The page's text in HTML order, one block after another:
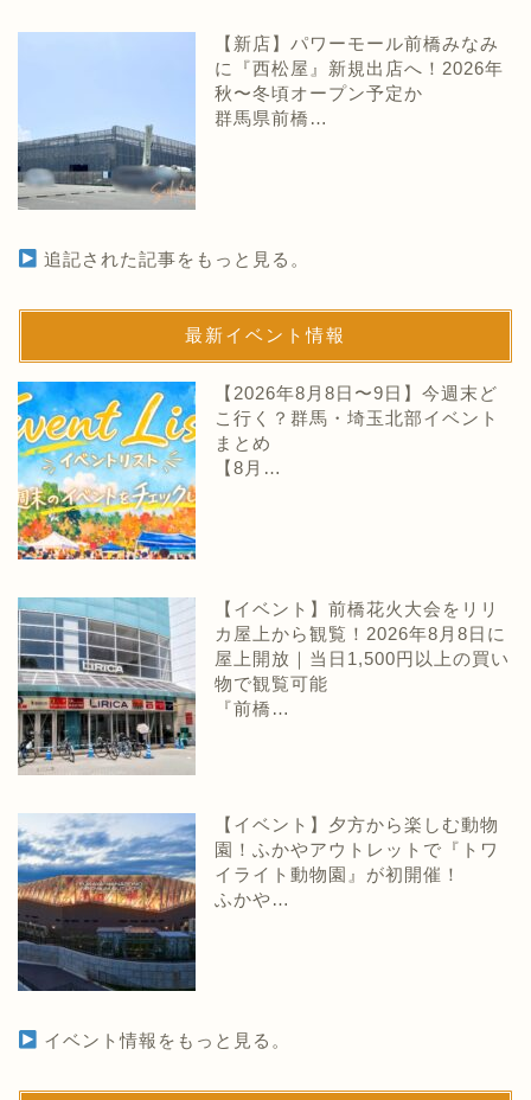
【新店】パワーモール前橋みなみ
に『西松屋』新規出店へ！2026年
秋〜冬頃オープン予定か
群馬県前橋…
追記された記事をもっと見る。
最新イベント情報
【2026年8月8日〜9日】今週末ど
こ行く？群馬・埼玉北部イベント
まとめ
【8月…
【イベント】前橋花火大会をリリ
カ屋上から観覧！2026年8月8日に
屋上開放｜当日1,500円以上の買い
物で観覧可能
『前橋…
【イベント】夕方から楽しむ動物
園！ふかやアウトレットで『トワ
イライト動物園』が初開催！
ふかや…
イベント情報をもっと見る。